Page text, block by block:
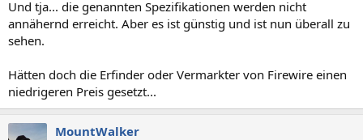
Und tja... die genannten Spezifikationen werden nicht
annähernd erreicht. Aber es ist günstig und ist nun überall zu
sehen.
Hätten doch die Erfinder oder Vermarkter von Firewire einen
niedrigeren Preis gesetzt...
MountWalker